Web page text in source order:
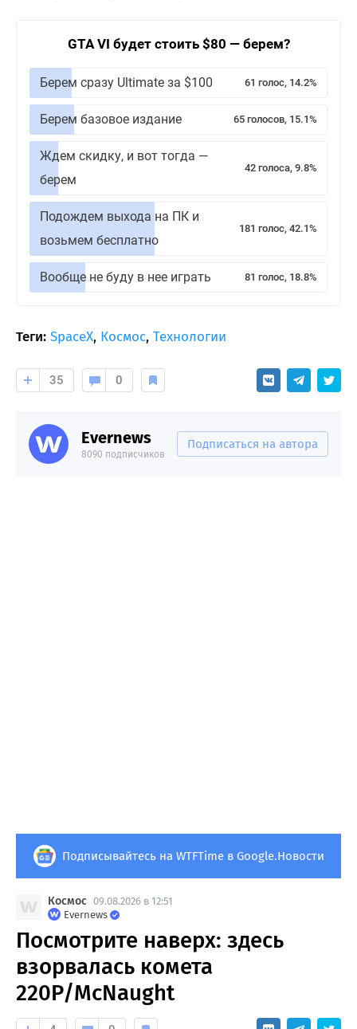
GTA VI будет стоить $80 — берем?
Берем сразу Ultimate за $100 61 голос, 14.2%
Берем базовое издание 65 голосов, 15.1%
Ждем скидку, и вот тогда —
берем
42 голоса, 9.8%
Подождем выхода на ПК и
возьмем бесплатно
181 голос, 42.1%
Вообще не буду в нее играть 81 голос, 18.8%
Теги: SpaceX, Космос, Технологии
35 0
Evernews
8090 подписчиков
Подписаться на автора
Подписывайтесь на WTFTime в Google.Новости
Космос 09.08.2026 в 12:51
Evernews
Посмотрите наверх: здесь
взорвалась комета
220P/McNaught